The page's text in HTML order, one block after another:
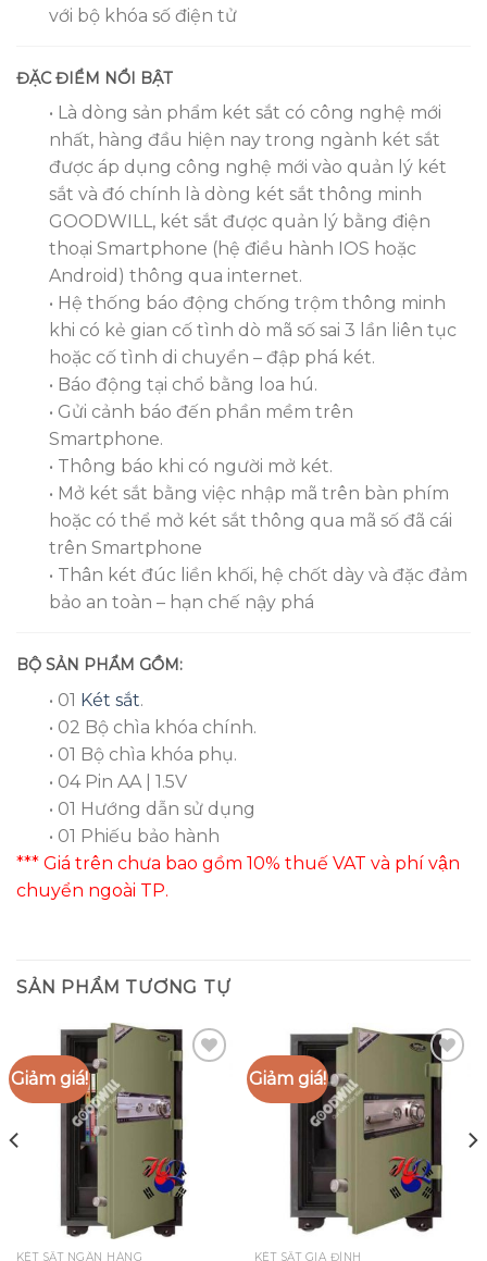
với bộ khóa số điện tử
ĐẶC ĐIỂM NỔI BẬT
• Là dòng sản phẩm két sắt có công nghệ mới
nhất, hàng đầu hiện nay trong ngành két sắt
được áp dụng công nghệ mới vào quản lý két
sắt và đó chính là dòng két sắt thông minh
GOODWILL, két sắt được quản lý bằng điện
thoại Smartphone (hệ điều hành IOS hoặc
Android) thông qua internet.
• Hệ thống báo động chống trộm thông minh
khi có kẻ gian cố tình dò mã số sai 3 lần liên tục
hoặc cố tình di chuyển – đập phá két.
• Báo động tại chổ bằng loa hú.
• Gửi cảnh báo đến phần mềm trên
Smartphone.
• Thông báo khi có người mở két.
• Mở két sắt bằng việc nhập mã trên bàn phím
hoặc có thể mở két sắt thông qua mã số đã cái
trên Smartphone
• Thân két đúc liền khối, hệ chốt dày và đặc đảm
bảo an toàn – hạn chế nậy phá
BỘ SẢN PHẨM GỒM:
• 01 Két sắt.
• 02 Bộ chìa khóa chính.
• 01 Bộ chìa khóa phụ.
• 04 Pin AA | 1.5V
• 01 Hướng dẫn sử dụng
• 01 Phiếu bảo hành
*** Giá trên chưa bao gồm 10% thuế VAT và phí vận
chuyển ngoài TP.
SẢN PHẨM TƯƠNG TỰ
Giảm giá!
KÉT SẮT NGÂN HÀNG
Giảm giá!
Add to
Wishlist
KÉT SẮT GIA ĐÌNH